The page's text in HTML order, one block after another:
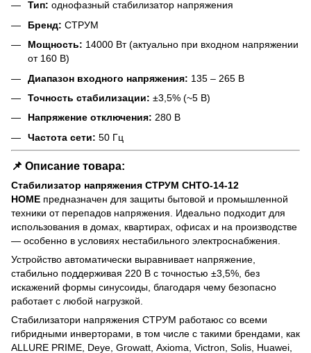
Тип: однофазный стабилизатор напряжения
Бренд: СТРУМ
Мощность: 14000 Вт (актуально при входном напряжении
от 160 В)
Диапазон входного напряжения: 135 – 265 В
Точность стабилизации: ±3,5% (~5 В)
Напряжение отключения: 280 В
Частота сети: 50 Гц
📌 Описание товара:
Стабилизатор напряжения СТРУМ СНТО-14-12
HOME предназначен для защиты бытовой и промышленной
техники от перепадов напряжения. Идеально подходит для
использования в домах, квартирах, офисах и на производстве
— особенно в условиях нестабильного электроснабжения.
Устройство автоматически выравнивает напряжение,
стабильно поддерживая 220 В с точностью ±3,5%, без
искажений формы синусоиды, благодаря чему безопасно
работает с любой нагрузкой.
Стабилизатори напряжения СТРУМ работаюс со всеми
гибридными инверторами, в том числе с такими брендами, как
ALLURE PRIME, Deye, Growatt, Axioma, Victron, Solis, Huawei,